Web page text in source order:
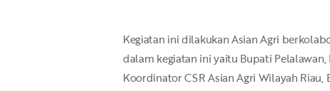
Kegiatan ini dilakukan Asian Agri
dalam kegiatan ini yaitu Bupati
Koordinator CSR Asian Agri Wilayah Riau,